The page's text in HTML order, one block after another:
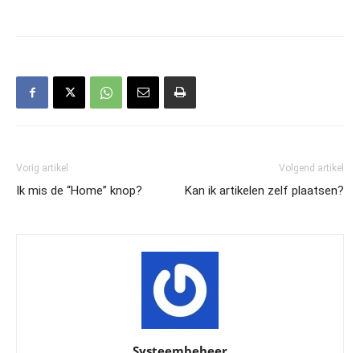
Vorig artikel
Ik mis de “Home” knop?
Volgend artikel
Kan ik artikelen zelf plaatsen?